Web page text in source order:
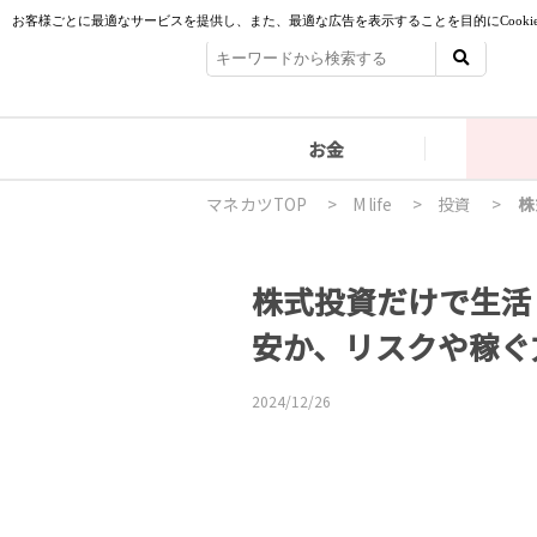
お金
マネカツTOP > M life > 投資 >
株式投資だけで生
安か、リスクや稼
2024/12/26